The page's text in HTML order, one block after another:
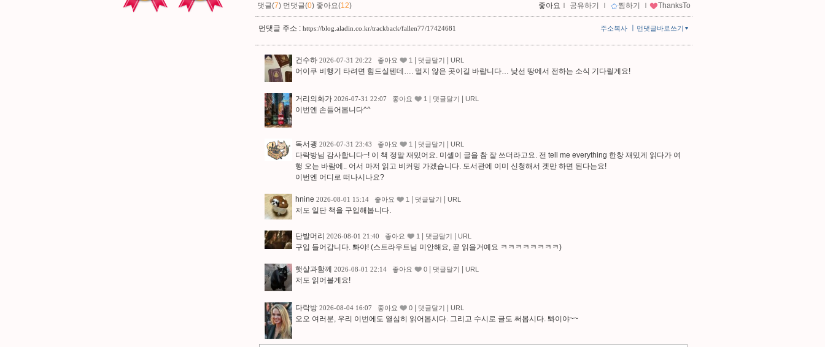
댓글(7) 먼댓글(0) 좋아요(12) 좋아요 ｌ 공유하기 ｌ 찜하기 ｌ ThanksTo
먼댓글 주소 : https://blog.aladin.co.kr/trackback/fallen77/17424681 먼댓글바로쓰기
주소복사
건수하 2026-07-31 20:22 좋아요 1 댓글달기 URL
어이쿠 비행기 타려면 힘드실텐데…. 멀지 않은 곳이길 바랍니다… 낯선 땅에서 전하는 소식 기다릴게요!
거리의화가 2026-07-31 22:07 좋아요 1 댓글달기 URL
이번엔 손들어봅니다^^
독서괭 2026-07-31 23:43 좋아요 1 댓글달기 URL
다락방님 감사합니다~! 이 책 정말 재밌어요. 미셸이 글을 참 잘 쓰더라고요. 전 tell me everything 한창 재밌게 읽다가 여
행 오는 바람에.. 어서 마저 읽고 비커밍 가겠습니다. 도서관에 이미 신청해서 겟만 하면 된다는요!
이번엔 어디로 떠나시나요?
hnine 2026-08-01 15:14 좋아요 1 댓글달기 URL
저도 일단 책을 구입해봅니다.
단발머리 2026-08-01 21:40 좋아요 1 댓글달기 URL
구입 들어갑니다. 뽜야! (스트라우트님 미안해요, 곧 읽을거예요 ㅋㅋㅋㅋㅋㅋㅋㅋ)
햇살과함께 2026-08-01 22:14 좋아요 0 댓글달기 URL
저도 읽어볼게요!
다락방 2026-08-04 16:07 좋아요 0 댓글달기 URL
오오 여러분, 우리 이번에도 열심히 읽어봅시다. 그리고 수시로 글도 써봅시다. 뽜이야~~